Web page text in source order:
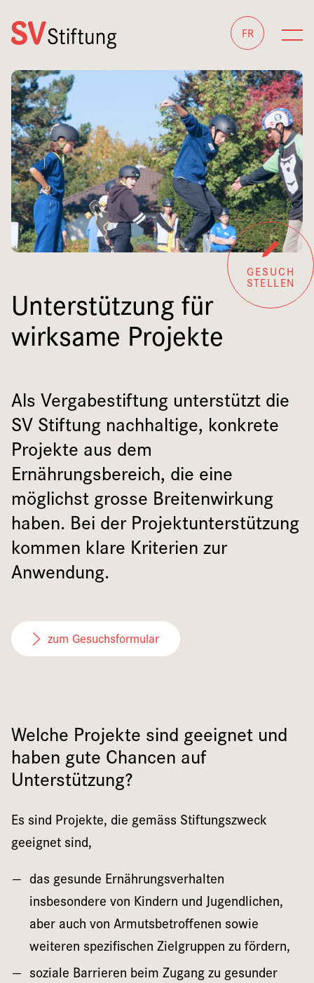
FR
GESUCH
STELLEN
Unterstützung für
wirksame Projekte
Als Vergabestiftung unterstützt die
SV Stiftung nachhaltige, konkrete
Projekte aus dem
Ernährungsbereich, die eine
möglichst grosse Breitenwirkung
haben. Bei der Projektunterstützung
kommen klare Kriterien zur
Anwendung.
zum Gesuchsformular
Welche Projekte sind geeignet und
haben gute Chancen auf
Unterstützung?
Es sind Projekte, die gemäss Stiftungszweck
geeignet sind,
das gesunde Ernährungsverhalten
insbesondere von Kindern und Jugendlichen,
aber auch von Armutsbetroffenen sowie
weiteren spezifischen Zielgruppen zu fördern,
soziale Barrieren beim Zugang zu gesunder